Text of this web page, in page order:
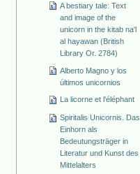
A bestiary tale: Text
and image of the
unicorn in the kitab na'l
al hayawan (British
Library Or. 2784)
Alberto Magno y los
últimos unicornios
La licorne et l'éléphant
Spiritalis Unicornis. Das
Einhorn als
Bedeutungsträger in
Literatur und Kunst des
Mittelalters